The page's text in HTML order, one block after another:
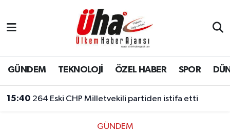
GÜNDEM TEKNOLOJİ ÖZEL HABER SPOR
15:40 264 Eski CHP Milletvekili partiden istifa etti
GÜNDEM
İstanbul Nöbetçi Eczaneler
İstanbul Hava Durumu